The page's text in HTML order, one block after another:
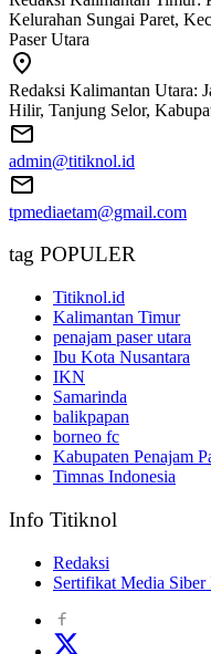
Kelurahan Sungai Paret,
Paser Utara
Redaksi Kalimantan Utara:
Hilir, Tanjung Selor,
admin@titiknol.id
tpmediaetam@gmail.com
tag POPULER
Titiknol.id
Kalimantan Timur
penajam paser utara
Ibu Kota Nusantara
IKN
Samarinda
balikpapan
borneo fc
Kabupaten Penajam
Timnas Indonesia
Info Titiknol
Redaksi
Sertifikat Media Siber